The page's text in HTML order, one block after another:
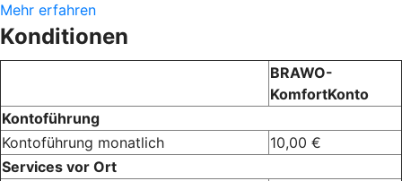
Mehr erfahren
Konditionen
BRAWO-
KomfortKonto
Kontoführung
Kontoführung monatlich
10,00 €
Services vor Ort